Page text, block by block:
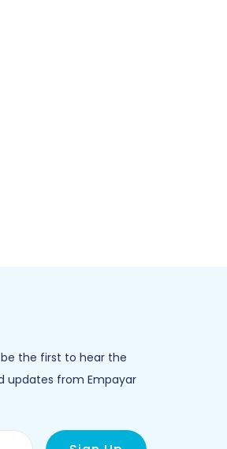
the first to hear the
updates from Empayar